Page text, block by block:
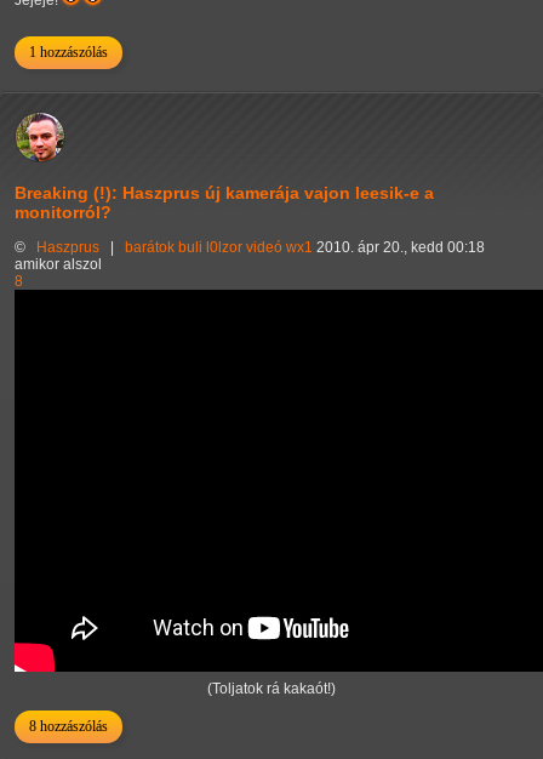
1 hozzászólás
Breaking (!): Haszprus új kamerája vajon leesik-e a
monitorról?
© Haszprus barátok buli l0lzor videó wx1 2010. ápr 20., kedd 00:18
amikor alszol
8
(Toljatok rá kakaót!)
8 hozzászólás